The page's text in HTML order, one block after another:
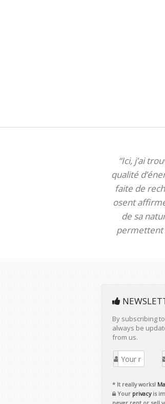
“Ici, j’ai
qualité
faite de
osent
de sa
permettent
By subscribing
always be
from us.
* It really works!
Your privacyis